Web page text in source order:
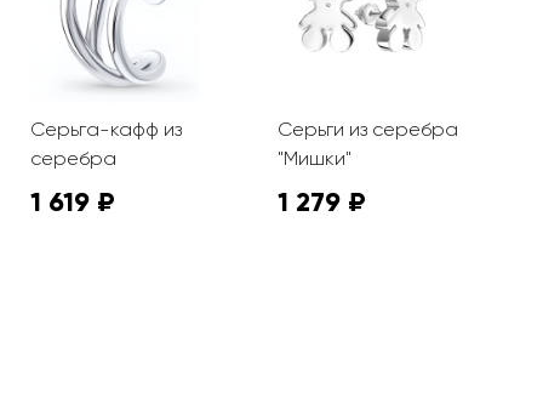
Серьга-кафф из
серебра
1 619 ₽
Серьги из серебра
"Мишки"
1 279 ₽